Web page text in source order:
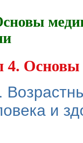
4. Основы
и